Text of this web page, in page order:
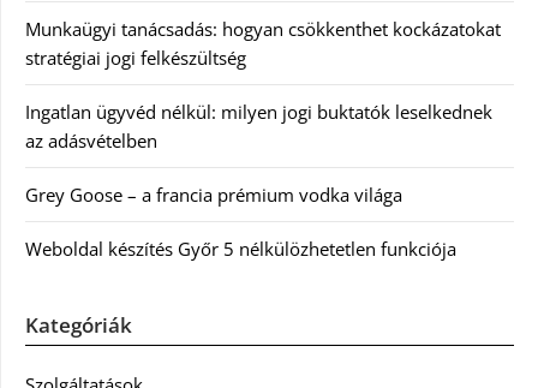
Munkaügyi tanácsadás: hogyan csökkenthet kockázatokat
stratégiai jogi felkészültség
Ingatlan ügyvéd nélkül: milyen jogi buktatók leselkednek
az adásvételben
Grey Goose – a francia prémium vodka világa
Weboldal készítés Győr 5 nélkülözhetetlen funkciója
Kategóriák